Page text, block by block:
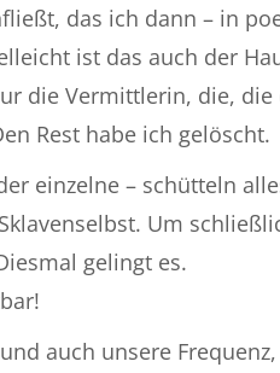
das ich dann – in
ist das auch der
die Vermittlerin, die,
Rest habe ich gelöscht.
einzelne – schütteln
Um
gelingt es.
auch unsere